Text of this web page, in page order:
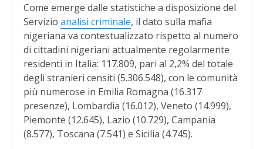
Come emerge dalle statistiche a disposizione del
Servizio analisi criminale, il dato sulla mafia
nigeriana va contestualizzato rispetto al numero
di cittadini nigeriani attualmente regolarmente
residenti in Italia: 117.809, pari al 2,2% del totale
degli stranieri censiti (5.306.548), con le comunità
più numerose in Emilia Romagna (16.317
presenze), Lombardia (16.012), Veneto (14.999),
Piemonte (12.645), Lazio (10.729), Campania
(8.577), Toscana (7.541) e Sicilia (4.745).